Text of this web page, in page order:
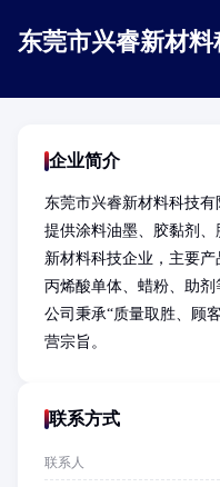
东莞市兴睿新材料
企业简介
东莞市兴睿新材料科技
提供涂料油墨、胶黏剂
新材料科技企业，主要
丙烯酸单体、蜡粉、助剂
公司秉承“质量取胜、顾
营宗旨。
联系方式
联系人